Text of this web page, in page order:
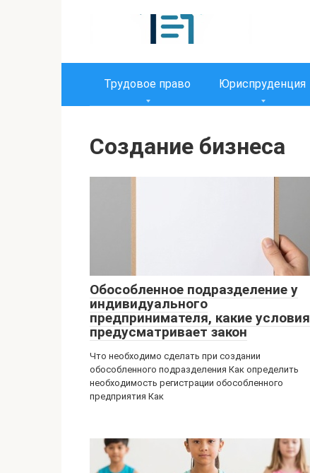
Трудовое право Юриспруденция
Создание бизнеса
Обособленное подразделение у
индивидуального
предпринимателя, какие условия
предусматривает закон
Что необходимо сделать при создании
обособленного подразделения Как определить
необходимость регистрации обособленного
предприятия Как